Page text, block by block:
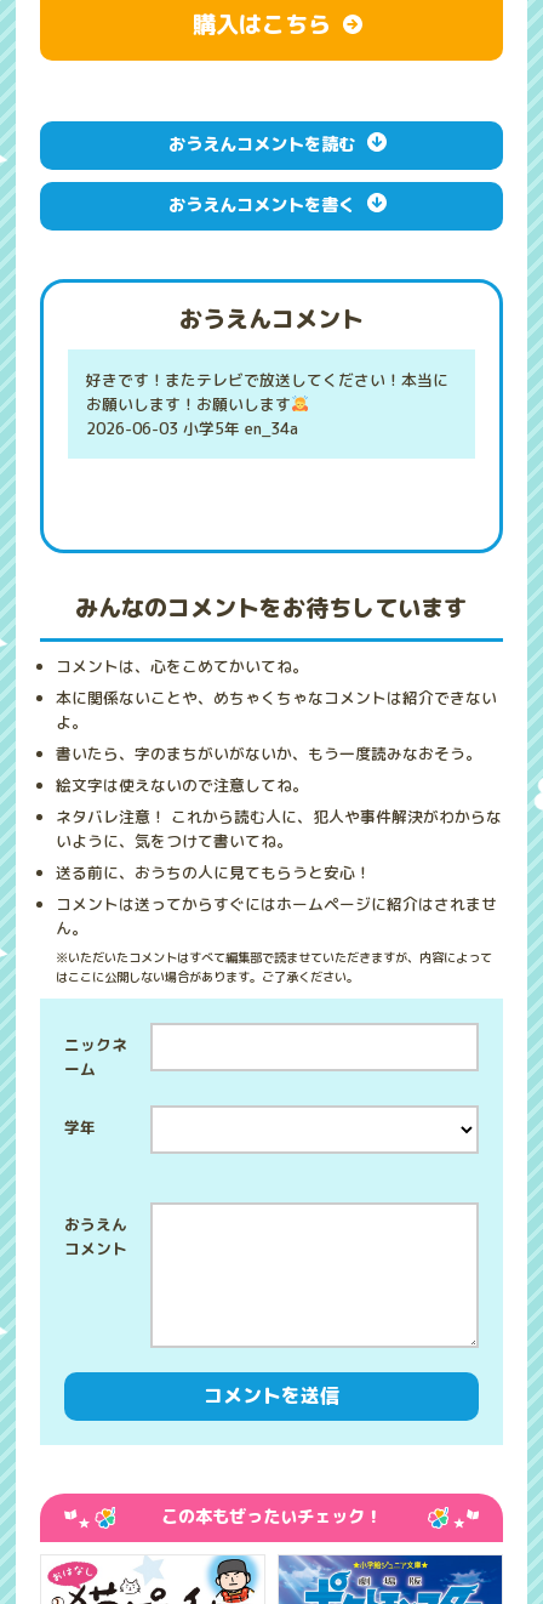
購入はこちら
おうえんコメントを読む
おうえんコメントを書く
おうえんコメント
好きです！またテレビで放送してください！本当に
お願いします！お願いします
2026-06-03 小学5年 en_34a
みんなのコメントをお待ちしています
コメントは、心をこめてかいてね。
本に関係ないことや、めちゃくちゃなコメントは紹介できない
よ。
書いたら、字のまちがいがないか、もう一度読みなおそう。
絵文字は使えないので注意してね。
ネタバレ注意！ これから読む人に、犯人や事件解決がわからな
いように、気をつけて書いてね。
送る前に、おうちの人に見てもらうと安心！
コメントは送ってからすぐにはホームページに紹介はされませ
ん。
※いただいたコメントはすべて編集部で読ませていただきますが、内容によって
はここに公開しない場合があります。ご了承ください。
学年
ニックネ
ーム
この本もぜったいチェック！